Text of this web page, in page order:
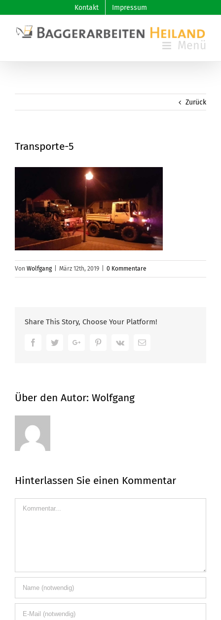
content
Kontakt Impressum
Zurück
Transporte-5
Von Wolfgang März 12th, 2019 0 Kommentare
Share This Story, Choose Your Platform!
FacebookTwitterGoogle+ PinterestVk Email
Über den Autor: Wolfgang
Hinterlassen Sie einen Kommentar
Kommentar